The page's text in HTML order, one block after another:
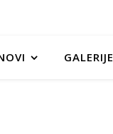
GALERIJE